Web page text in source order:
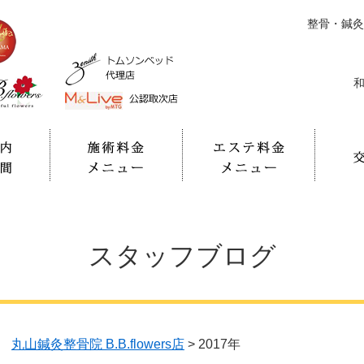
整骨・鍼
スタッフブログ
丸山鍼灸整骨院 B.B.flowers店 > 2017年